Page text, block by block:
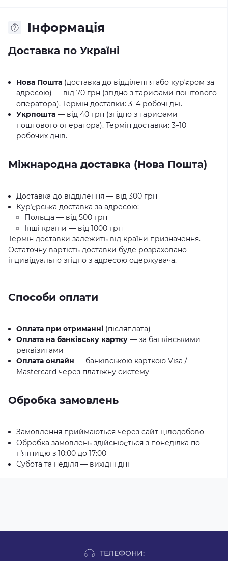
Iнформація
Доставка по Україні
Нова Пошта (доставка до відділення або курʼєром за
адресою) — від 70 грн (згідно з тарифами поштового
оператора). Термін доставки: 3–4 робочі дні.
Укрпошта — від 40 грн (згідно з тарифами
поштового оператора). Термін доставки: 3–10
робочих днів.
Міжнародна доставка (Нова Пошта)
Доставка до відділення — від 300 грн
Курʼєрська доставка за адресою:
Польща — від 500 грн
Інші країни — від 1000 грн
Термін доставки залежить від країни призначення.
Остаточну вартість доставки буде розраховано
індивідуально згідно з адресою одержувача.
Способи оплати
Оплата при отриманні (післяплата)
Оплата на банківську картку — за банківськими
реквізитами
Оплата онлайн — банківською карткою Visa /
Mastercard через платіжну систему
Обробка замовлень
Замовлення приймаються через сайт цілодобово
Обробка замовлень здійснюється з понеділка по
пʼятницю з 10:00 до 17:00
Субота та неділя — вихідні дні
ТЕЛЕФОНИ: